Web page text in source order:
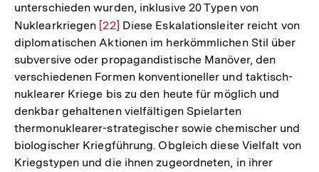
unterschieden wurden, inklusive 20 Typen von
Nuklearkriegen Zur
Auflösung
der
Fußnote
[22] Diese Eskalationsleiter reicht von
diplomatischen Aktionen im herkömmlichen Stil über
subversive oder propagandistische Manöver, den
verschiedenen Formen konventioneller und taktisch-
nuklearer Kriege bis zu den heute für möglich und
denkbar gehaltenen vielfältigen Spielarten
thermonuklearer-strategischer sowie chemischer und
biologischer Kriegführung. Obgleich diese Vielfalt von
Kriegstypen und die ihnen zugeordneten, in ihrer